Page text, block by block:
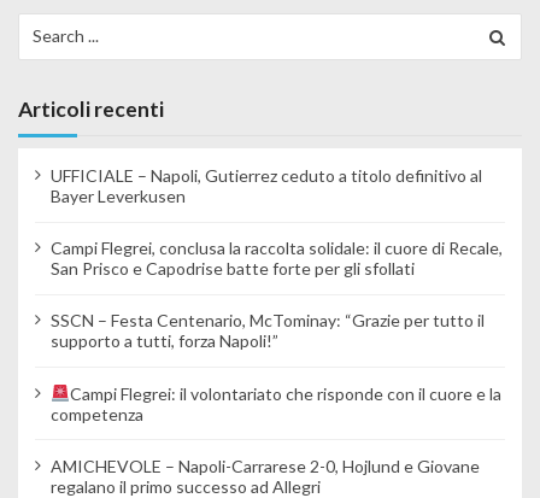
Articoli recenti
UFFICIALE – Napoli, Gutierrez ceduto a titolo definitivo al
Bayer Leverkusen
Campi Flegrei, conclusa la raccolta solidale: il cuore di Recale,
San Prisco e Capodrise batte forte per gli sfollati
SSCN – Festa Centenario, McTominay: “Grazie per tutto il
supporto a tutti, forza Napoli!”
Campi Flegrei: il volontariato che risponde con il cuore e la
competenza
AMICHEVOLE – Napoli-Carrarese 2-0, Hojlund e Giovane
regalano il primo successo ad Allegri